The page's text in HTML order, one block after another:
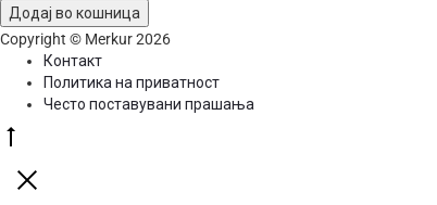
шампон
за
виткана
1000мл
Додај во кошница
Copyright © Merkur 2026
Контакт
Политика на приватност
Често поставувани прашања
top